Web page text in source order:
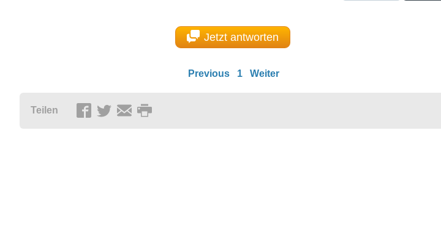
Jetzt antworten
Previous 1 Weiter
Teilen